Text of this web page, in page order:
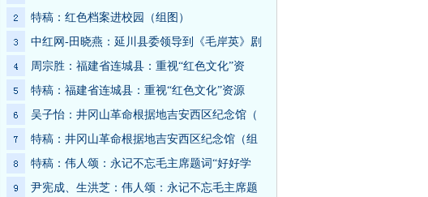
特稿：红色档案进校园（组图）
中红网-田晓燕：延川县委领导到《毛岸英》剧
周宗胜：福建省连城县：重视“红色文化”资
特稿：福建省连城县：重视“红色文化”资源
吴子怡：井冈山革命根据地吉安西区纪念馆（
特稿：井冈山革命根据地吉安西区纪念馆（组
特稿：伟人颂：永记不忘毛主席题词“好好学
尹宪成、生洪芝：伟人颂：永记不忘毛主席题